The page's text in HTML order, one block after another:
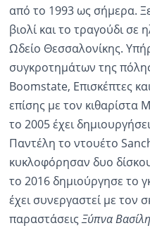
από το 1993 ως σήμερα.
βιολί και το τραγούδι σε
Ωδείο Θεσσαλονίκης.
συγκροτημάτων της
Boomstate, Επισκέπτες
επίσης με τον
το 2005 έχει
Παντέλη το ντουέτο
κυκλοφόρησαν δυο
το 2016 δημιούργησε το
έχει συνεργαστεί με τον
παραστάσεις Ξύπνα Βασίλη